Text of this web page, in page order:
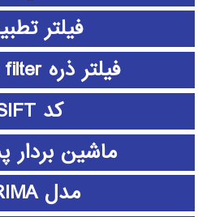
فیلتر
فیلتر ذره particle filter
کد SIFT
ماشین بردار
مدل ARIMA